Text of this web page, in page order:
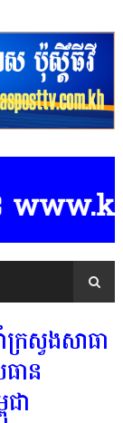
ាំក្រសួងសាធា
ាន
ា